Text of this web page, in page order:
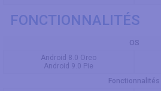
FONCTIONNALITÉS
OS
Android 8.0 Oreo
Android 9.0 Pie
Fonctionnalités